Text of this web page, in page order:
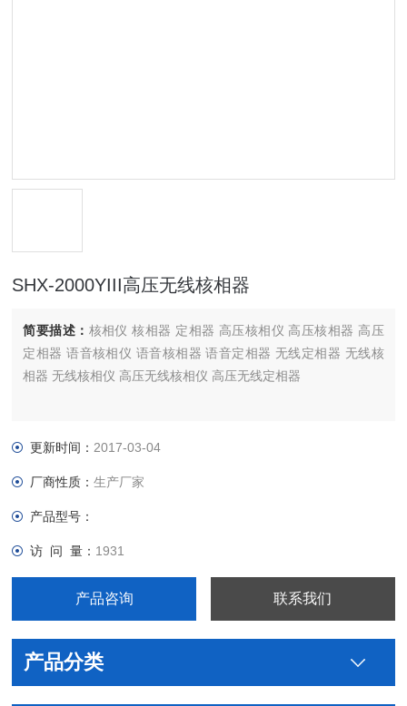
SHX-2000YIII高压无线核相器
简要描述： 核相仪 核相器 定相器 高压核相仪 高压核相器 高压
定相器 语音核相仪 语音核相器 语音定相器 无线定相器 无线核
相器 无线核相仪 高压无线核相仪 高压无线定相器
更新时间： 2017-03-04
厂商性质：生产厂家
产品型号：
访 问 量： 1931
产品咨询 联系我们
产品分类